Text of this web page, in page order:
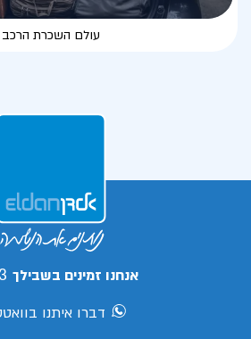
עולם השכרת הרכב
אנחנו זמינים בשבילך
דברו איתנו